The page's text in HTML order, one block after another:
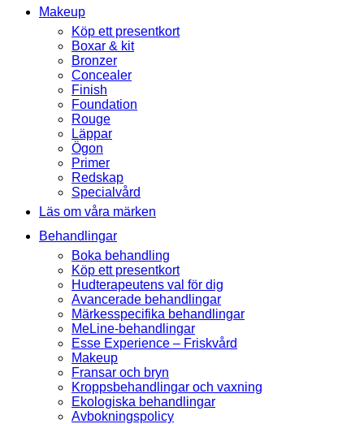
Makeup
Köp ett presentkort
Boxar & kit
Bronzer
Concealer
Finish
Foundation
Rouge
Läppar
Ögon
Primer
Redskap
Specialvård
Läs om våra märken
Behandlingar
Boka behandling
Köp ett presentkort
Hudterapeutens val för dig
Avancerade behandlingar
Märkesspecifika behandlingar
MeLine-behandlingar
Esse Experience – Friskvård
Makeup
Fransar och bryn
Kroppsbehandlingar och vaxning
Ekologiska behandlingar
Avbokningspolicy